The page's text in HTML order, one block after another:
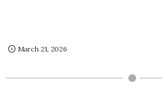
March 21, 2026